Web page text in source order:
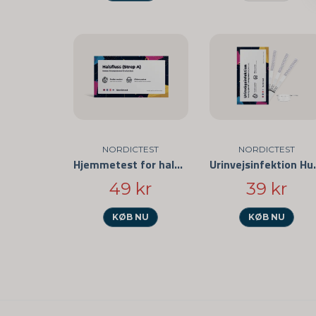
NORDICTEST
Hjemmetest for halsbetændelse
49 kr
KØB NU
NORDICTEST
39 kr
KØB NU